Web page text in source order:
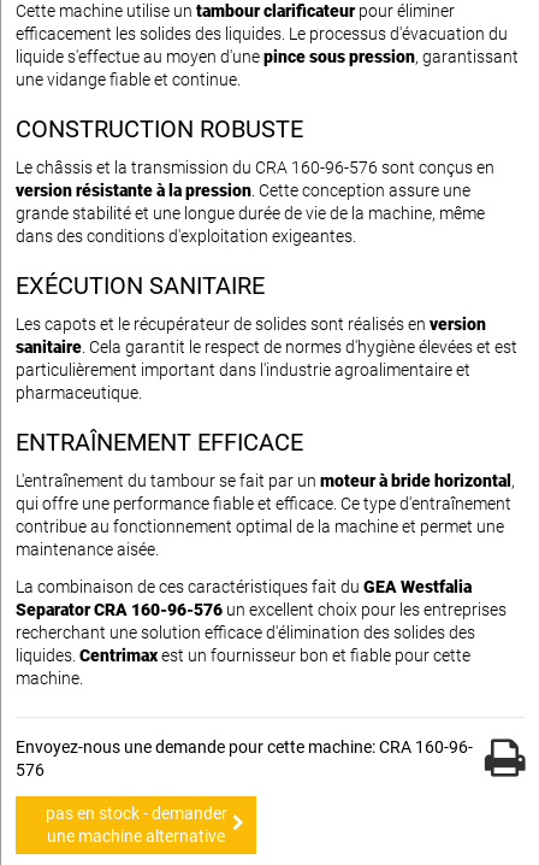
Cette machine utilise un tambour clarificateurpour éliminer
efficacement les solides des liquides. Le processus d'évacuation du
liquide s'effectue au moyen d'unepince sous pression, garantissant
une vidange fiable et continue.
CONSTRUCTION ROBUSTE
Le châssis et la transmission du CRA 160-96-576 sont conçus en
version résistante à la pression . Cette conception assure une
grande stabilité et une longue durée de vie de la machine, même
dans des conditions d'exploitation exigeantes.
EXÉCUTION SANITAIRE
Les capots et le récupérateur de solides sont réalisés en version
sanitaire . Cela garantit le respect de normes d'hygiène élevées et est
particulièrement important dans l'industrie agroalimentaire et
pharmaceutique.
ENTRAÎNEMENT EFFICACE
L'entraînement du tambour se fait par un moteur à bride horizontal ,
qui offre une performance fiable et efficace. Ce type d'entraînement
contribue au fonctionnement optimal de la machine et permet une
maintenance aisée.
La combinaison de ces caractéristiques fait du GEA Westfalia
Separator CRA 160-96-576 un excellent choix pour les entreprises
recherchant une solution efficace d'élimination des solides des
liquides. Centrimaxest un fournisseur bon et fiable pour cette
machine.
Envoyez-nous une demande pour cette machine: CRA 160-96-
576
pas en stock - demander
une machine alternative